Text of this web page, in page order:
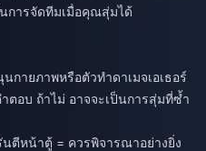
นการจัดทีมเมื่อคุณสุ่มได้
ายภาพหรือตัวทำดาเมจเอเธอร์
ตอบ ถ้าไม่ อาจจะเป็นการสุ่มที่ซ้ำ
ตีหน้าตู้ = ควรพิจารณาอย่างยิ่ง